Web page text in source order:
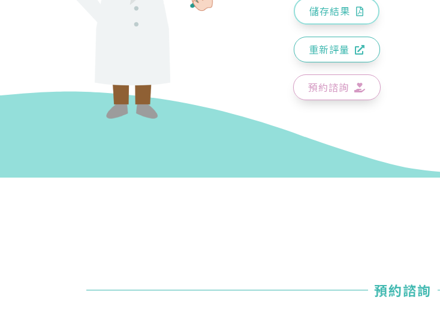
儲存結果
重新評量
預約諮詢
預約諮詢
您好，您的會員申請，已成功送出，